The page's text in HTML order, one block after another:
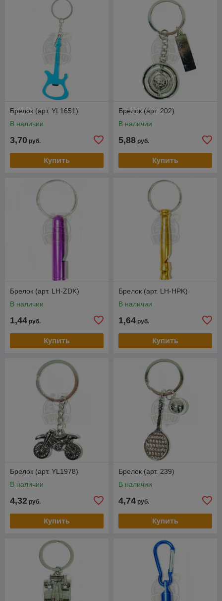
Брелок (арт. YL1651)
В наличии
3,70 руб.
Купить
Брелок (арт. 202)
В наличии
5,88 руб.
Купить
Брелок (арт. LH-ZDK)
В наличии
1,44 руб.
Купить
Брелок (арт. LH-HPK)
В наличии
1,64 руб.
Купить
Брелок (арт. YL1978)
В наличии
4,32 руб.
Купить
Брелок (арт. 239)
В наличии
4,74 руб.
Купить